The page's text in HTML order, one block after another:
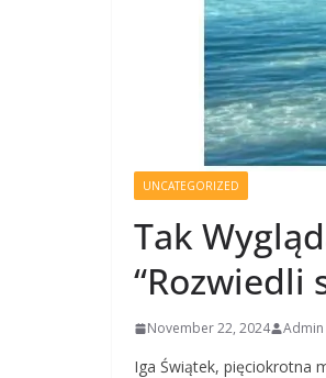
UNCATEGORIZED
Tak
“Rozwiedli
November 22, 2024 Admin
Iga Świątek, pięciokrotna